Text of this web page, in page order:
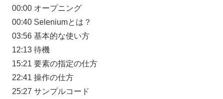
00:00 オープニング
00:40 Seleniumとは？
03:56 基本的な使い方
12:13 待機
15:21 要素の指定の仕方
22:41 操作の仕方
25:27 サンプルコード